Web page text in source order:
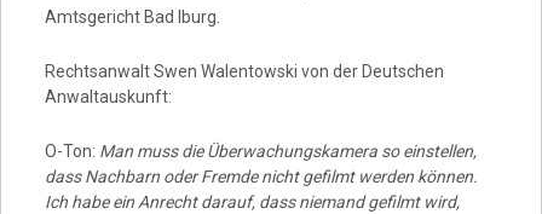
Amtsgericht Bad Iburg.
Rechtsanwalt Swen Walentowski von der Deutschen
Anwaltauskunft:
O-Ton: Man muss die Überwachungskamera so einstellen,
dass Nachbarn oder Fremde nicht gefilmt werden können.
Ich habe ein Anrecht darauf, dass niemand gefilmt wird,